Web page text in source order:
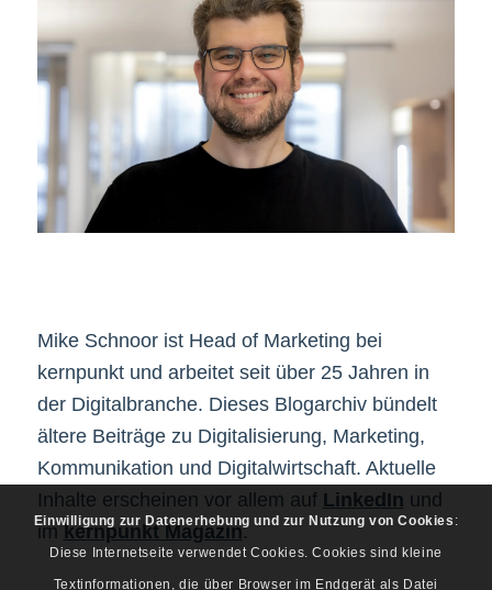
Mike Schnoor ist Head of Marketing bei
kernpunkt und arbeitet seit über 25 Jahren in
der Digitalbranche. Dieses Blogarchiv bündelt
ältere Beiträge zu Digitalisierung, Marketing,
Kommunikation und Digitalwirtschaft. Aktuelle
Inhalte erscheinen vor allem auf LinkedIn und
imkernpunkt Magazin.
Einwilligung zur Datenerhebung und zur Nutzung von Cookies :
Diese Internetseite verwendet Cookies. Cookies sind kleine
Textinformationen, die über Browser im Endgerät als Datei